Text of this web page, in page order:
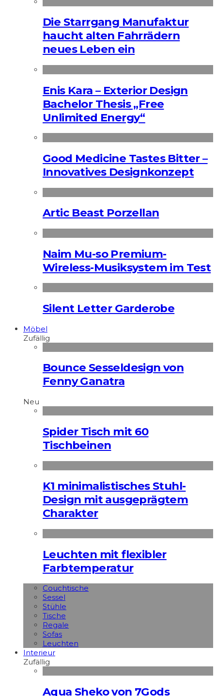
Die Starrgang Manufaktur
haucht alten Fahrrädern
neues Leben ein
Enis Kara – Exterior Design
Bachelor Thesis „Free
Unlimited Energy“
Good Medicine Tastes Bitter –
Innovatives Designkonzept
Artic Beast Porzellan
Naim Mu-so Premium-
Wireless-Musiksystem im Test
Silent Letter Garderobe
Möbel
Zufällig
Bounce Sesseldesign von
Fenny Ganatra
Neu
Spider Tisch mit 60
Tischbeinen
K1 minimalistisches Stuhl-
Design mit ausgeprägtem
Charakter
Leuchten mit flexibler
Farbtemperatur
Couchtische
Sessel
Stühle
Tische
Regale
Sofas
Leuchten
Interieur
Zufällig
Aqua Sheko von 7Gods